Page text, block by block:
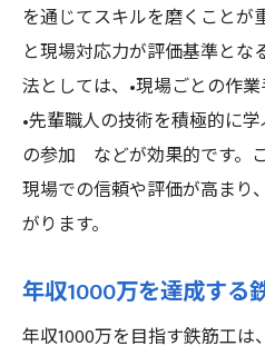
を通じてスキルを磨くことが
と現場対応力が評価基準とな
法としては、•現場ごとの作
•先輩職人の技術を積極的に
の参加 などが効果的です。
現場での信頼や評価が高まり
がります。
年収1000万を達成する
年収1000万を目指す鉄筋工